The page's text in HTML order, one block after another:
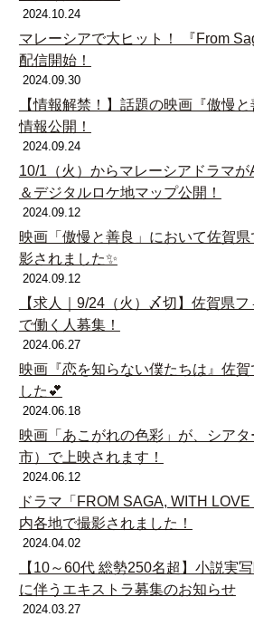
2024.10.24
マレーシアで大ヒット！ 『From
配信開始！
2024.09.30
【情報解禁！】話題の映画『傲慢
情報公開！
2024.09.24
10/1（火）からマレーシアドラマ
＆デジタルロケ地マップ公開！
2024.09.12
映画「傲慢と善良」において佐賀
影されました✨
2024.09.12
【求人｜9/24（火）〆切】佐賀県
で働く人募集！
2024.06.27
映画『恋を知らない僕たちは』佐賀
した💕
2024.06.18
映画「あこがれの色彩」が、シア
市）で上映されます！
2024.06.12
ドラマ「FROM SAGA, WITH
内各地で撮影されました！
2024.04.02
【10～60代 総勢250名超】小説実
に伴うエキストラ募集のお知らせ
2024.03.27